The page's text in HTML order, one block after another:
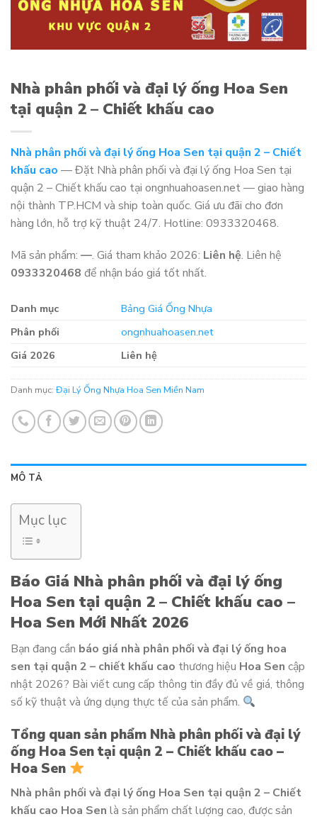
Nhà phân phối và đại lý ống Hoa Sen
tại quận 2 – Chiết khấu cao
Nhà phân phối và đại lý ống Hoa Sen tại quận 2 – Chiết
khấu cao — Đặt Nhà phân phối và đại lý ống Hoa Sen tại
quận 2 – Chiết khấu cao tại ongnhuahoasen.net — giao hàng
nội thành TP.HCM và ship toàn quốc. Giá ưu đãi cho đơn
hàng lớn, hỗ trợ kỹ thuật 24/7. Hotline: 0933320468.
Mã sản phẩm: —. Giá tham khảo 2026: Liên hệ. Liên hệ
0933320468 để nhận báo giá tốt nhất.
Danh mục
Bảng Giá Ống Nhựa
Phân phối
ongnhuahoasen.net
Giá 2026
Liên hệ
Danh mục: Đại Lý Ống Nhựa Hoa Sen Miền Nam
MÔ TẢ
Mục lục
Báo Giá Nhà phân phối và đại lý ống
Hoa Sen tại quận 2 – Chiết khấu cao –
Hoa Sen Mới Nhất 2026
Bạn đang cần báo giá nhà phân phối và đại lý ống hoa
sen tại quận 2 – chiết khấu cao thương hiệu Hoa Sen cập
nhật 2026? Bài viết cung cấp thông tin đầy đủ về giá, thông
số kỹ thuật và ứng dụng thực tế của sản phẩm.
Tổng quan sản phẩm Nhà phân phối và đại lý
ống Hoa Sen tại quận 2 – Chiết khấu cao –
Hoa Sen
Nhà phân phối và đại lý ống Hoa Sen tại quận 2 – Chiết
khấu cao Hoa Sen là sản phẩm chất lượng cao, được sản